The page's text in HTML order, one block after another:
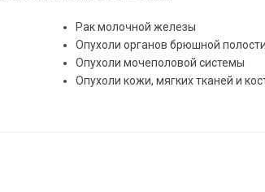
Рак молочной железы
Опухоли органов брюшной полости
Опухоли мочеполовой системы
Опухоли кожи, мягких тканей и